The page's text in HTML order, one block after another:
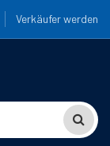
Verkäufer werden